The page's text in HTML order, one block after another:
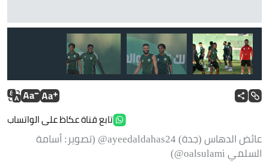
تابع قناة عكاظ على الواتساب
عائض الدهاس (جدة) ayeedaldahas24@ (تصوير: أسامة
السلمي oalsulami@)